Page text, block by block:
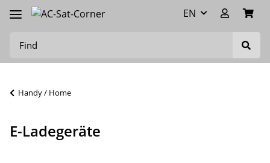
EN
Handy / Home
E-Ladegeräte